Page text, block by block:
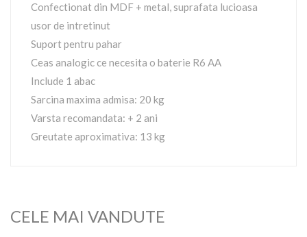
Confectionat din MDF + metal, suprafata lucioasa
usor de intretinut
Suport pentru pahar
Ceas analogic ce necesita o baterie R6 AA
Include 1 abac
Sarcina maxima admisa: 20 kg
Varsta recomandata: + 2 ani
Greutate aproximativa: 13 kg
CELE MAI VANDUTE